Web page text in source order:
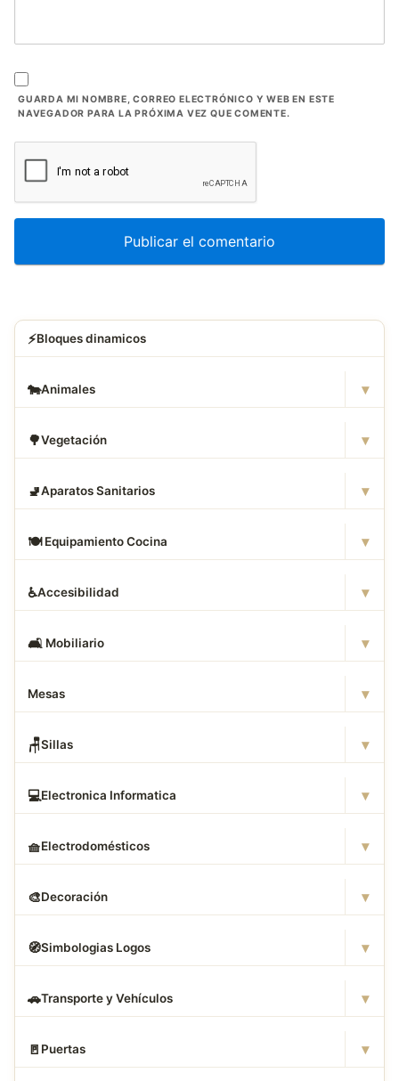
GUARDA MI NOMBRE, CORREO ELECTRÓNICO Y WEB EN ESTE
NAVEGADOR PARA LA PRÓXIMA VEZ QUE COMENTE.
⚡Bloques dinamicos
🐄Animales ▾
🌳Vegetación ▾
🚽Aparatos Sanitarios ▾
🍽️ Equipamiento Cocina ▾
♿Accesibilidad ▾
🛋 ️ Mobiliario ▾
Mesas ▾
🪑Sillas ▾
💻Electronica Informatica ▾
🧺Electrodomésticos ▾
🎨Decoración ▾
🧭Simbologias Logos ▾
🚗Transporte y Vehículos ▾
🚪 Puertas ▾